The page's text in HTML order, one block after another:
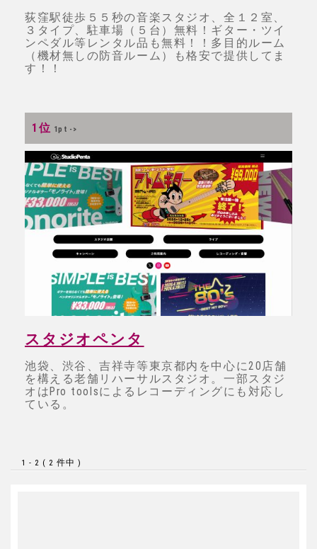
荻窪駅徒歩５５秒の音楽スタジオ、全１２室、
３タイプ、駐車場（５台）無料！ギター・ツイ
ンペダル等レンタル品も無料！！多目的ルーム
（機材無しの防音ルーム）も格安で提供してま
す！！
1位 1pt ->
スタジオペンタ
池袋、渋谷、吉祥寺等東京都内を中心に20店舗
を構える老舗リハーサルスタジオ。一部スタジ
オはPro toolsによるレコーディングにも対応し
ている。
1 - 2 ( 2 件中 )